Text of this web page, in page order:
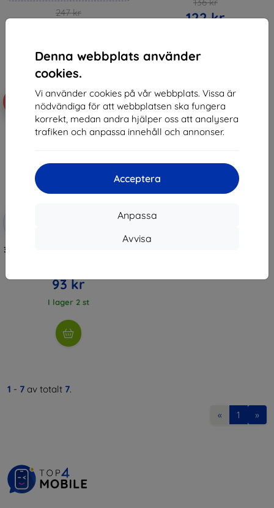
Denna webbplats använder
cookies.
Vi använder cookies på vår webbplats. Vissa är
nödvändiga för att webbplatsen ska fungera
korrekt, medan andra hjälper oss att analysera
trafiken och anpassa innehåll och annonser.
Acceptera
Anpassa
Avvisa
247 kr 122 kr
EXTRA10
3MK FlexibleGlass Sam A04s A047
93 kr
I lager 2 st
1 - 7 av totalt 7.
« 1 »